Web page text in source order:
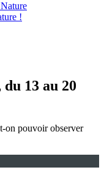
!
13 au 20
on pouvoir observer